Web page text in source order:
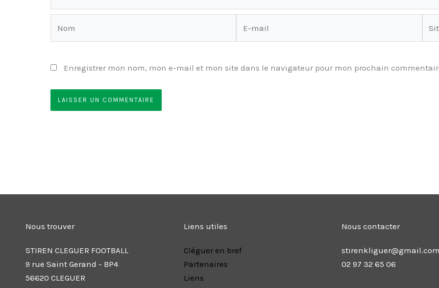
Enregistrer mon nom, mon e-mail et mon site dans le navigateur pour mon prochain
Nous trouver
STIREN CLEGUER FOOTBALL
9 rue Saint Gerand - BP4
56620 CLEGUER
Liens utiles
Cléguer en bref
Partenaires
Liens
Nous contacter
02 97 32 65 06